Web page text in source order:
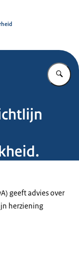
geeft advies over
herziening